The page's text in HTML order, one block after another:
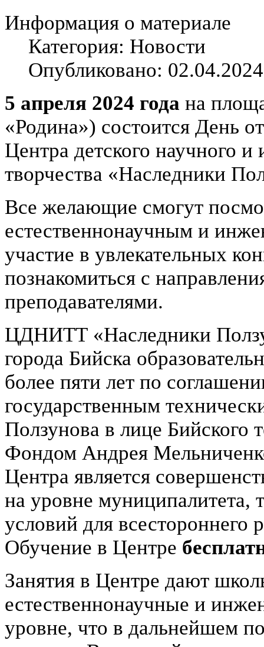
Информация о материале
Категория: Новости
Опубликовано:
5 апреля 2024 года на
«Родина») состоится День
Центра детского научного
творчества «Наследники
Все желающие смогут
естественнонаучным и
участие в увлекательных
познакомиться с
преподавателями.
ЦДНИТТ «Наследники
города Бийска
более пяти лет по
государственным
Ползунова в лице Бийского
Фондом Андрея
Центра является
на уровне муниципалитета,
условий для всестороннего
Обучение в Центре
Занятия в Центре дают
естественнонаучные и
уровне, что в дальнейшем